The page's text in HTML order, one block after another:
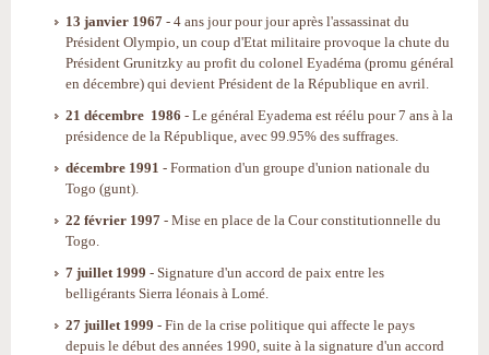
13 janvier 1967 - 4 ans jour pour jour après l'assassinat du
Président Olympio, un coup d'Etat militaire provoque la chute du
Président Grunitzky au profit du colonel Eyadéma (promu général
en décembre) qui devient Président de la République en avril.
21 décembre 1986 - Le général Eyadema est réélu pour 7 ans à la
présidence de la République, avec 99.95% des suffrages.
décembre 1991 - Formation d'un groupe d'union nationale du
Togo (gunt).
22 février 1997 - Mise en place de la Cour constitutionnelle du
Togo.
7 juillet 1999 - Signature d'un accord de paix entre les
belligérants Sierra léonais à Lomé.
27 juillet 1999 - Fin de la crise politique qui affecte le pays
depuis le début des années 1990, suite à la signature d'un accord